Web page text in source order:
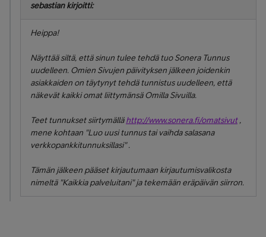
sebastian kirjoitti:
Heippa!
Näyttää siltä, että sinun tulee tehdä tuo Sonera Tunnus
uudelleen. Omien Sivujen päivityksen jälkeen joidenkin
asiakkaiden on täytynyt tehdä tunnistus uudelleen, että
näkevät kaikki omat liittymänsä Omilla Sivuilla.
Teet tunnukset siirtymällähttp://www.sonera.fi/omatsivut,
mene kohtaan "Luo uusi tunnus tai vaihda salasana
verkkopankkitunnuksillasi" .
Tämän jälkeen pääset kirjautumaan kirjautumisvalikosta
nimeltä "Kaikkia palveluitani" ja tekemään eräpäivän siirron.